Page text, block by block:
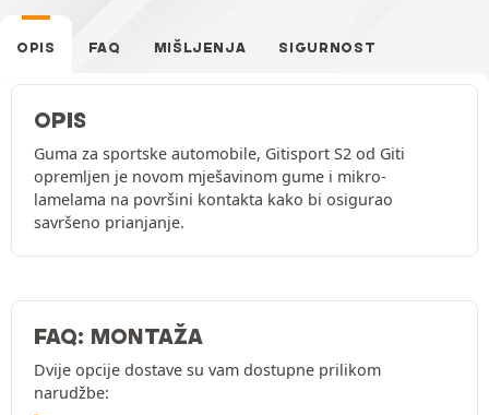
OPIS FAQ MIŠLJENJA SIGURNOST
OPIS
Guma za sportske automobile, Gitisport S2 od Giti
opremljen je novom mješavinom gume i mikro-
lamelama na površini kontakta kako bi osigurao
savršeno prianjanje.
FAQ: MONTAŽA
Dvije opcije dostave su vam dostupne prilikom
narudžbe: